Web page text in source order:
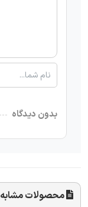
بدون دیدگاه
محصولات مشابه